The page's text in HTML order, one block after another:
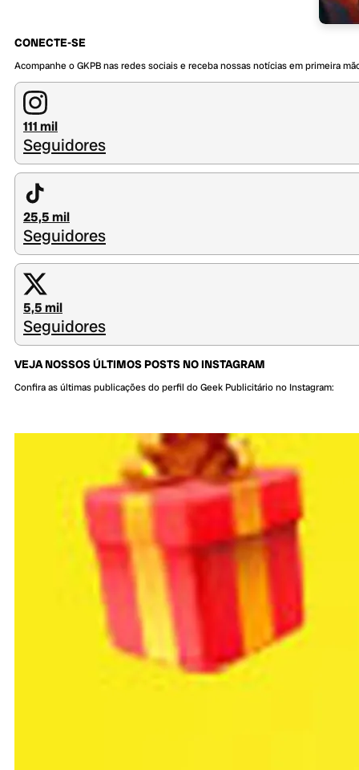
CONECTE-SE
Acompanhe o GKPB nas redes sociais e receba nossas notícias em primeira
111 mil
Seguidores
25,5 mil
Seguidores
5,5 mil
Seguidores
VEJA NOSSOS ÚLTIMOS POSTS NO INSTAGRAM
Confira as últimas publicações do perfil do Geek Publicitário no Instagram: